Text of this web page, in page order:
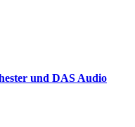
und DAS Audio